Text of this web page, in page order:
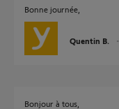
Bonne journée,
Quentin B.
Bonjour à tous,